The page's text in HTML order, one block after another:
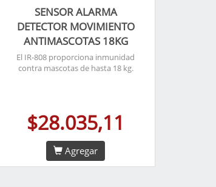
SENSOR ALARMA
DETECTOR MOVIMIENTO
ANTIMASCOTAS 18KG
El IR-808 proporciona inmunidad
contra mascotas de hasta 18 kg.
$28.035,11
Agregar